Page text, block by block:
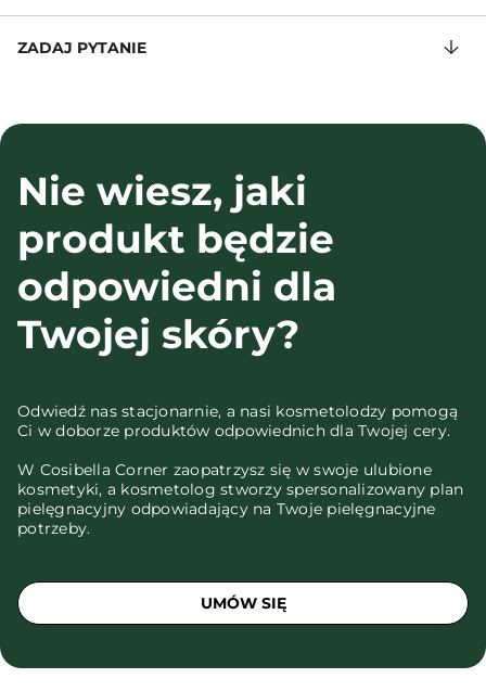
ZADAJ PYTANIE
Nie wiesz, jaki
produkt będzie
odpowiedni dla
Twojej skóry?
Odwiedź nas stacjonarnie, a nasi kosmetolodzy pomogą
Ci w doborze produktów odpowiednich dla Twojej cery.
W Cosibella Corner zaopatrzysz się w swoje ulubione
kosmetyki, a kosmetolog stworzy spersonalizowany plan
pielęgnacyjny odpowiadający na Twoje pielęgnacyjne
potrzeby.
UMÓW SIĘ